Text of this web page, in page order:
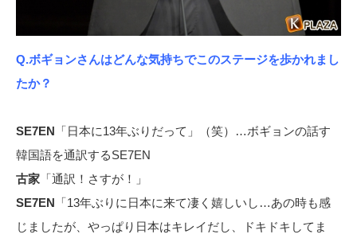
Q.ボギョンさんはどんな気持ちでこのステージを歩かれまし
たか？
SE7EN 「日本に13年ぶりだって」（笑）…ボギョンの話す
韓国語を通訳するSE7EN
古家 「通訳！さすが！」
SE7EN 「13年ぶりに日本に来て凄く嬉しいし…あの時も感
じましたが、やっぱり日本はキレイだし、ドキドキしてま